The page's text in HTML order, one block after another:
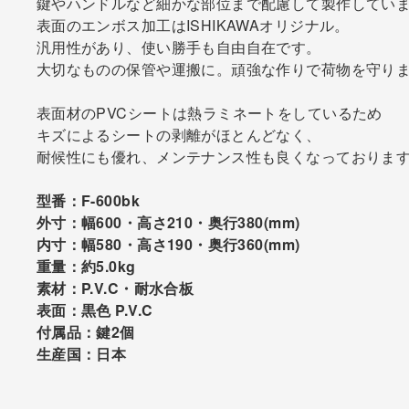
表面のエンボス加工はISHIKAWAオリジナル。
汎用性があり、使い勝手も自由自在です。
大切なものの保管や運搬に。頑強な作りで荷物を守りま
表面材のPVCシートは熱ラミネートをしているため
キズによるシートの剥離がほとんどなく、
耐候性にも優れ、メンテナンス性も良くなっております
型番：F-600bk
外寸：幅600・高さ210・奥行380(mm)
内寸：幅580・高さ190・奥行360(mm)
重量：約5.0kg
素材：P.V.C・耐水合板
表面：黒色 P.V.C
付属品：鍵2個
生産国：日本